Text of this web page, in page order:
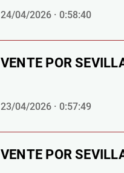
24/04/2026 · 0:58:40
VENTE POR
23/04/2026 · 0:57:49
VENTE POR